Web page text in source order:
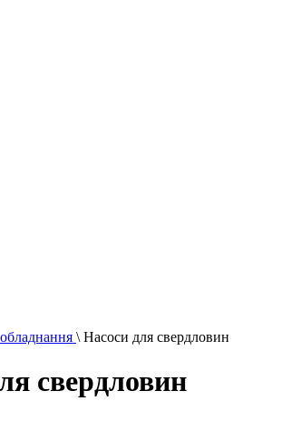
\ Насоси для свердловин
свердловин